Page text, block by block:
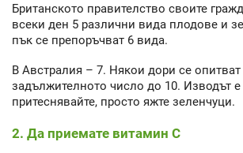
Британското правителство своите
всеки ден 5 различни вида плодове и
пък се препоръчват 6 вида.
В Австралия – 7. Някои дори се
задължителното число до 10. Изводът
притеснявайте, просто яжте зеленчуци.
2. Да приемате витамин С